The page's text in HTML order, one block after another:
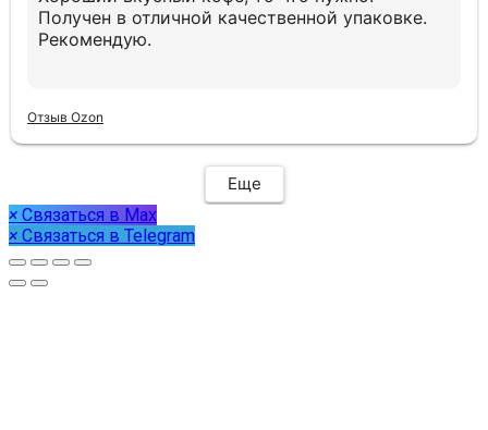
Получен в отличной качественной упаковке.
Рекомендую.
Отзыв Ozon
Еще
× Связаться в Max
× Связаться в Telegram